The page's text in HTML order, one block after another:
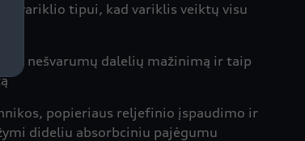
variklio tipui, kad variklis veiktų visu
nešvarumų dalelių mažinimą ir taip
popieriaus reljefinio įspaudimo ir
dideliu absorbciniu pajėgumu